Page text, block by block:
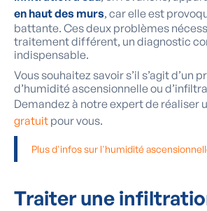
en haut des murs, car elle est
battante. Ces deux problèmes
traitement différent, un diagnostic
indispensable.
Vous souhaitez savoir s’il s’agit d’un
d’humidité ascensionnelle ou
Demandez à notre expert de réaliser
gratuit pour vous.
Plus d'infos sur l'humidité
Traiterune